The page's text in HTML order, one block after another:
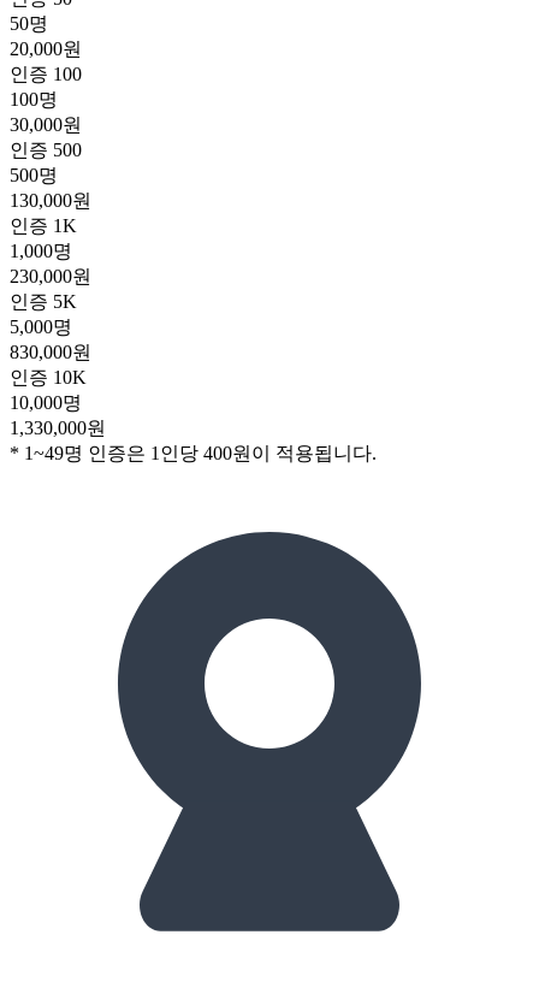
50명
20,000원
인증 100
100명
30,000원
인증 500
500명
130,000원
인증 1K
1,000명
230,000원
인증 5K
5,000명
830,000원
인증 10K
10,000명
1,330,000원
* 1~49명 인증은 1인당 400원이 적용됩니다.